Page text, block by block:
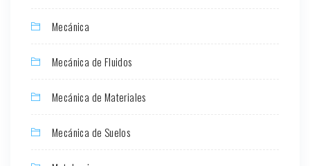
Mecánica
Mecánica de Fluidos
Mecánica de Materiales
Mecánica de Suelos